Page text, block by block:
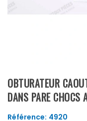
OBTURATEUR
DANS PARE
Référence: 4920